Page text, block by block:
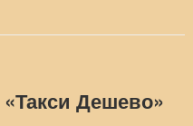
Дешево»